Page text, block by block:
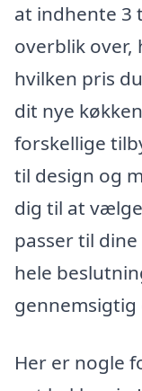
at indhente 3
overblik over,
hvilken pris
dit nye
forskellige
til design og
dig til at
passer til
hele
Her er nogle